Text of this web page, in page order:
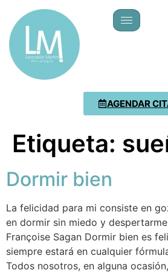
AGENDAR
Etiqueta:
Dormir bien
La felicidad para mi consiste en
en dormir sin miedo y
Françoise Sagan Dormir bien es
siempre estará en cualquier
Todos nosotros, en alguna